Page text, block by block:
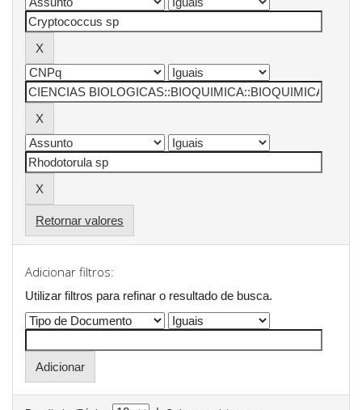
Retornar valores
Adicionar filtros:
Utilizar filtros para refinar o resultado de busca.